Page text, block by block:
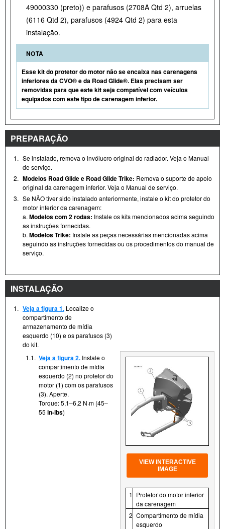
49000330 (preto)) e parafusos (2708A Qtd 2), arruelas
(6116 Qtd 2), parafusos (4924 Qtd 2) para esta
instalação.
NOTA
Esse kit do protetor do motor não se encaixa nas carenagens
inferiores da CVO® e da Road Glide®. Elas precisam ser
removidas para que este kit seja compatível com veículos
equipados com este tipo de carenagem inferior.
PREPARAÇÃO
1. Se instalado, remova o invólucro original do radiador. Veja o Manual
de serviço.
2. Modelos Road Glide e Road Glide Trike: Remova o suporte de apoio
original da carenagem inferior. Veja o Manual de serviço.
3. Se NÃO tiver sido instalado anteriormente, instale o kit do protetor do
motor inferior da carenagem:
a. Modelos com 2 rodas: Instale os kits mencionados acima seguindo
as instruções fornecidas.
b. Modelos Trike: Instale as peças necessárias mencionadas acima
seguindo as instruções fornecidas ou os procedimentos do manual de
serviço.
INSTALAÇÃO
1. Veja a figura 1. Localize o
compartimento de
armazenamento de mídia
esquerdo (10) e os parafusos (3)
do kit.
1.1. Veja a figura 2. Instale o
compartimento de mídia
esquerdo (2) no protetor do
motor (1) com os parafusos
(3). Aperte.
Torque: 5,1–6,2 N·m (45–
55 in-lbs)
VIEW INTERACTIVE
IMAGE
1 Protetor do motor inferior
da carenagem
2 Compartimento de mídia
esquerdo